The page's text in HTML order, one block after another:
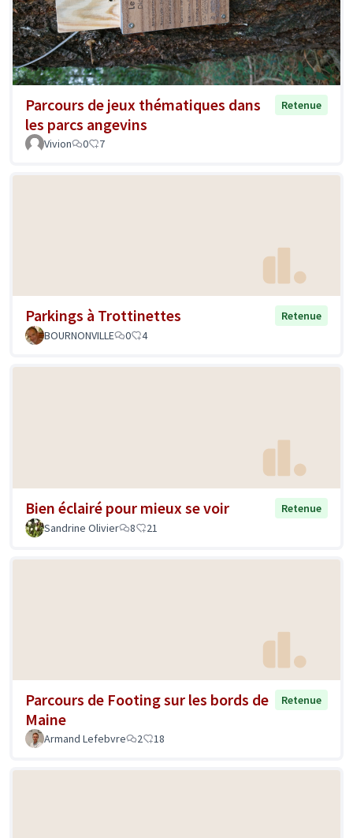
Parcours de jeux thématiques dans
les parcs angevins
Retenue
Vivion 0 7
Parkings à Trottinettes
Retenue
BOURNONVILLE
0 4
Bien éclairé pour mieux se voir
Retenue
Sandrine Olivier
8 21
Parcours de Footing sur les bords de
Maine
Retenue
Armand Lefebvre 2 18